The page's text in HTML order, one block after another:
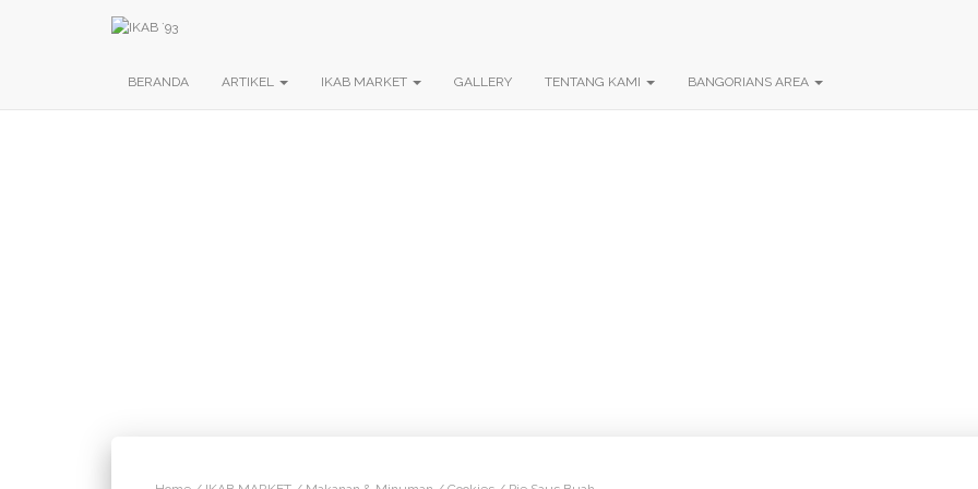
BERANDA ARTIKEL IKAB MARKET GALLERY TENTANG KAMI BANGORIANS AREA